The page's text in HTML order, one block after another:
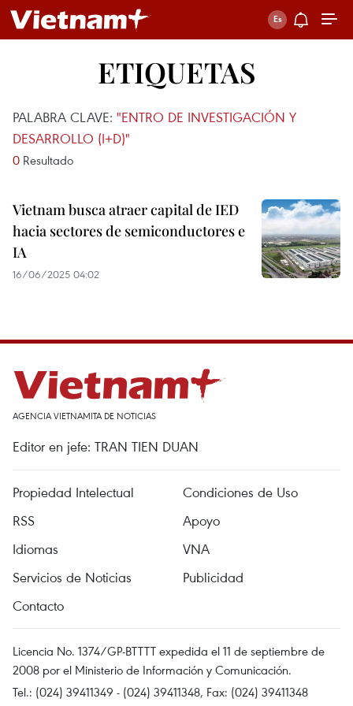
ETIQUETAS
PALABRA CLAVE: "ENTRO DE INVESTIGACIÓN Y
DESARROLLO (I+D)"
0 Resultado
Vietnam busca atraer capital de IED
hacia sectores de semiconductores e
IA
16/06/2025 04:02
AGENCIA VIETNAMITA DE NOTICIAS
Editor en jefe: TRAN TIEN DUAN
Propiedad Intelectual
Condiciones de Uso
RSS
Apoyo
Idiomas
VNA
Servicios de Noticias
Publicidad
Contacto
Licencia No. 1374/GP-BTTTT expedida el 11 de septiembre de
2008 por el Ministerio de Información y Comunicación.
Tel.: (024) 39411349 - (024) 39411348, Fax: (024) 39411348